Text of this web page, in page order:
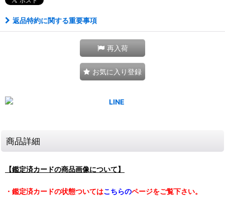
返品特約に関する重要事項
再入荷
お気に入り登録
商品詳細
【鑑定済カードの商品画像について】
・鑑定済カードの状態ついてはこちらのページをご覧下さい。